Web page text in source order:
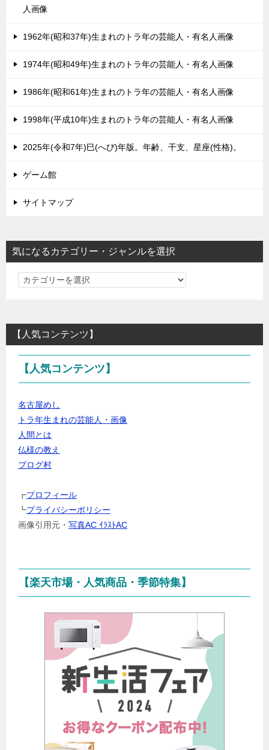
人画像
1962年(昭和37年)生まれのトラ年の芸能人・有名人画像
1974年(昭和49年)生まれのトラ年の芸能人・有名人画像
1986年(昭和61年)生まれのトラ年の芸能人・有名人画像
1998年(平成10年)生まれのトラ年の芸能人・有名人画像
2025年(令和7年)巳(へび)年版。年齢、干支、星座(性格)。
ゲーム館
サイトマップ
気になるカテゴリー・ジャンルを選択
気
る
カ
テ
リ
ー・
ャ
ン
ル
択
【人気コンテンツ】
【人気コンテンツ】
名古屋めし
トラ年生まれの芸能人・画像
人間とは
仏様の教え
ブログ村
┏プロフィール
┗プライバシーポリシー
画像引用元・ 写真AC ｲﾗｽﾄAC
【楽天市場・人気商品・季節特集】